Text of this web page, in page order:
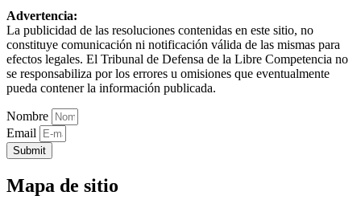
Advertencia:
La publicidad de las resoluciones contenidas en este sitio, no
constituye comunicación ni notificación válida de las mismas para
efectos legales. El Tribunal de Defensa de la Libre Competencia no
se responsabiliza por los errores u omisiones que eventualmente
pueda contener la información publicada.
Nombre
Email
Submit
Mapa de sitio